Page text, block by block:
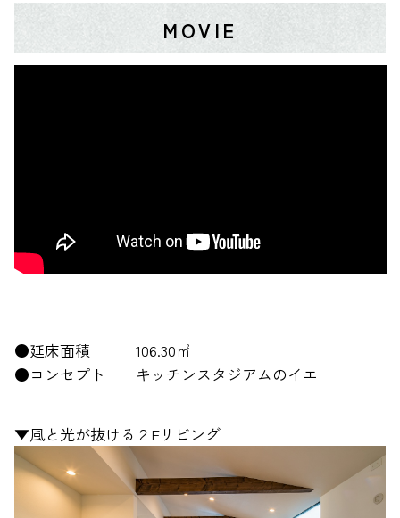
MOVIE
●延床面積 106.30㎡
●コンセプト キッチンスタジアムのイエ
▼風と光が抜ける２Fリビング